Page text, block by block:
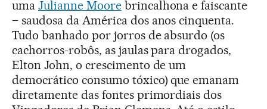
uma Julianne Moorebrincalhona e faiscante
– saudosa da América dos anos cinquenta.
Tudo banhado por jorros de absurdo (os
cachorros-robôs, as jaulas para drogados,
Elton John, o crescimento de um
democrático consumo tóxico) que emanam
diretamente das fontes primordiais dos